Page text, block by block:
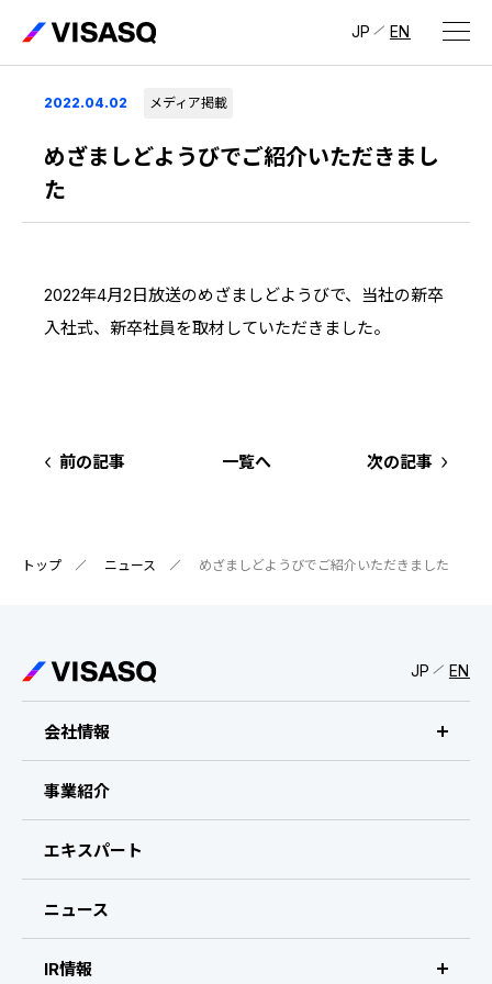
JP EN
会社情報
ビザスクについて
CEOメッセージ
会社概要・拠点
IR情報
よくある質問
ディスクロージャーポリシー
採用サイト（日本）
中途採用：ビジネス職・コーポレート職
2022.04.02 メディア掲載
めざましどようびでご紹介いただきまし
た
2022年4月2日放送のめざましどようびで、当社の新卒
入社式、新卒社員を取材していただきました。
前の記事 一覧へ 次の記事
トップ ニュース めざましどようびでご紹介いただきました
JP EN
会社情報
ビザスクについて
CEOメッセージ
会社概要・拠点
事業紹介
エキスパート
ニュース
IR情報